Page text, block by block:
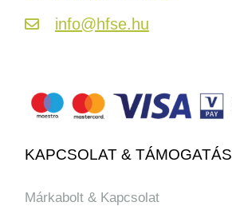
info@hfse.hu
KAPCSOLAT & TÁMOGATÁS
Márkabolt & Kapcsolat